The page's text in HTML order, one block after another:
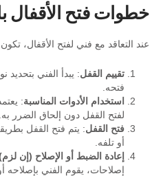
خطوات فتح الأقفال
عند التعاقد مع فني لفتح الأقفال،
تقييم القفل: يبدأ الفني بتحديد
فتحه.
استخدام الأدوات المناسبة:
لفتح القفل دون إلحاق الضرر به.
فتح القفل: يتم فتح القفل
أو تلفه.
إعادة الضبط أو الإصلاح (إن
إصلاحات، يقوم الفني